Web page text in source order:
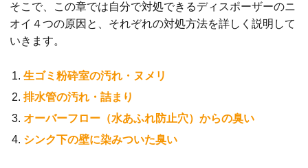
そこで、この章では自分で対処できるディスポーザーのニ
オイ４つの原因と、それぞれの対処方法を詳しく説明して
いきます。
生ゴミ粉砕室の汚れ・ヌメリ
排水管の汚れ・詰まり
オーバーフロー（水あふれ防止穴）からの臭い
シンク下の壁に染みついた臭い